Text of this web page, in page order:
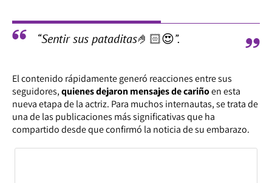
“Sentir sus pataditas🤌🏻😍”.
El contenido rápidamente generó reacciones entre sus
seguidores,quienes dejaron mensajes de cariñoen esta
nueva etapa de la actriz. Para muchos internautas, se trata de
una de las publicaciones más significativas que ha
compartido desde que confirmó la noticia de su embarazo.